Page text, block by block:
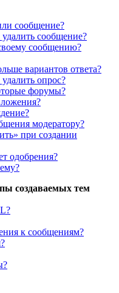
сообщение?
сообщение?
сообщению?
вариантов ответа?
опрос?
форумы?
модератору?
при создании
одобрения?
создаваемых тем
к сообщениям?